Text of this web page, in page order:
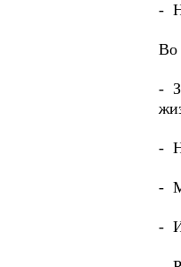
-
Во
-
-
-
-